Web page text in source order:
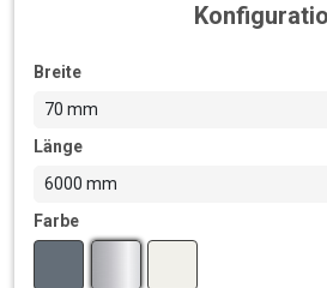
Breite
70 mm
Länge
6000 mm
Farbe